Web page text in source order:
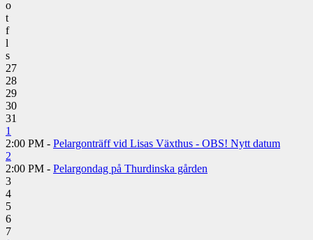
o
t
f
l
s
27
28
29
30
31
1
2:00 PM - Pelargonträff vid Lisas Växthus - OBS! Nytt datum
2
2:00 PM - Pelargondag på Thurdinska gården
3
4
5
6
7